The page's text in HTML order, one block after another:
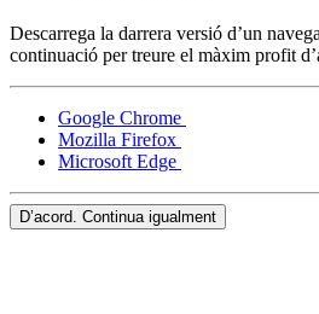
Descarrega la darrera versió d’un
continuació per treure el màxim profit
Google Chrome
Mozilla Firefox
Microsoft Edge
D’acord. Continua igualment